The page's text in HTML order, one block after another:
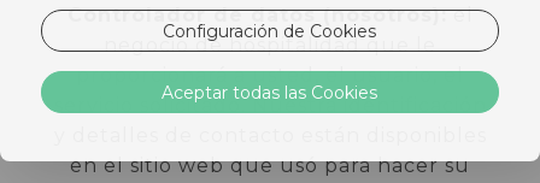
Controlador de datos (nosotros):el
negocio de hospitalidad que le
proporcionará a usted, el usuario, el
servicio solicitado. Nuestra identificación
en el sitio web que usó para hacer su
Configuración de Cookies
Aceptar todas las Cookies